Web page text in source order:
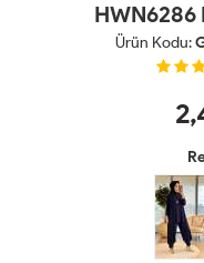
HWN6286
Ürün Kodu: